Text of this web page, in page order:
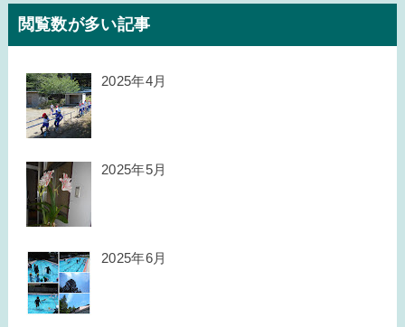
閲覧数が多い記事
2025年4月
2025年5月
2025年6月